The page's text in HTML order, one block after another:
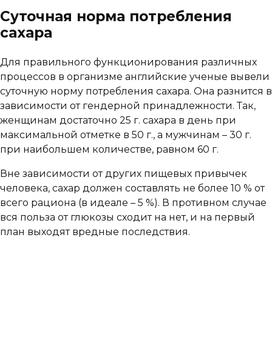
Суточная норма потребления
сахара
Для правильного функционирования различных
процессов в организме английские ученые вывели
суточную норму потребления сахара. Она разнится в
зависимости от гендерной принадлежности. Так,
женщинам достаточно 25 г. сахара в день при
максимальной отметке в 50 г., а мужчинам – 30 г.
при наибольшем количестве, равном 60 г.
Вне зависимости от других пищевых привычек
человека, сахар должен составлять не более 10 % от
всего рациона (в идеале – 5 %). В противном случае
вся польза от глюкозы сходит на нет, и на первый
план выходят вредные последствия.